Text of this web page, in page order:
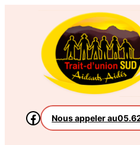
Nous appeler au